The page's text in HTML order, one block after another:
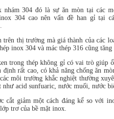
304 đó là sự ăn mòn tại các
304 cao nên vấn đề han gỉ tại
thị trường mà giá thành của các
inox 304 và mác thép 316 cũng tăng
trong thép không gỉ có vai trò giúp
rất cao, có khả năng chống ăn
môi trường khắc nghiệt thường
như acid sunfuaric, nước muối, nước
cắt giảm một cách đáng kể so với
trơ của bề mặt inox.